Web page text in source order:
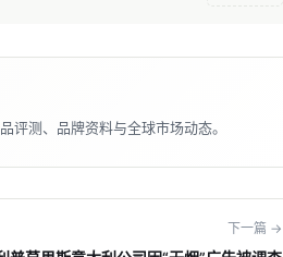
评测、品牌资料与全球市场动态。
下一篇 →